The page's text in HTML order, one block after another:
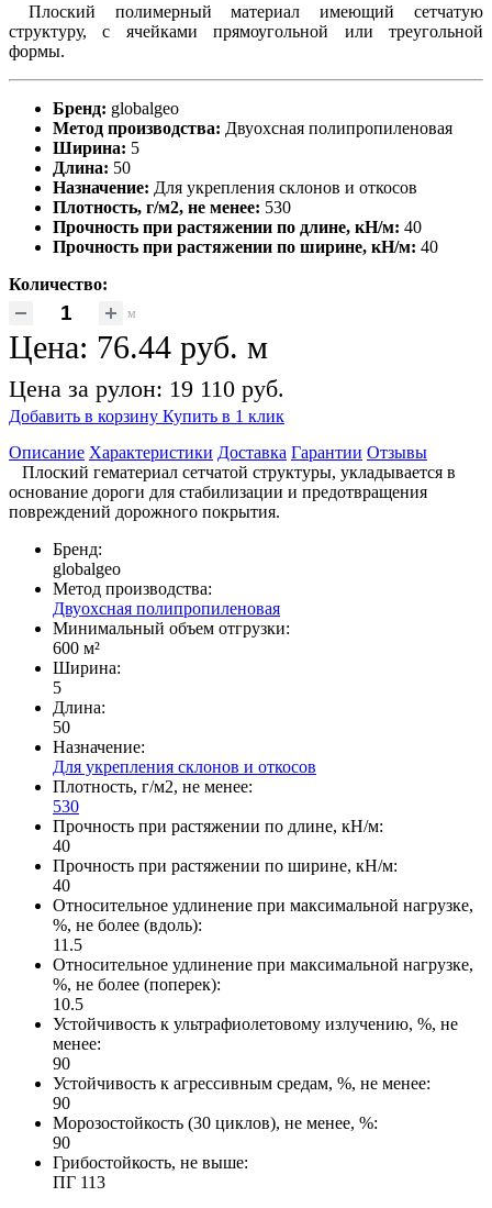
Плоский полимерный материал имеющий сетчатую
структуру, с ячейками прямоугольной или треугольной
формы.
Бренд: globalgeo
Метод производства: Двуохсная полипропиленовая
Ширина: 5
Длина: 50
Назначение: Для укрепления склонов и откосов
Плотность, г/м2, не менее: 530
Прочность при растяжении по длине, кН/м: 40
Прочность при растяжении по ширине, кН/м: 40
Количество:
м
Цена: 76.44 руб. м
Цена за рулон: 19 110 руб.
Добавить в корзину Купить в 1 клик
Описание Характеристики Доставка Гарантии Отзывы
Плоский гематериал сетчатой структуры, укладывается в
основание дороги для стабилизации и предотвращения
повреждений дорожного покрытия.
Бренд:
globalgeo
Метод производства:
Двуохсная полипропиленовая
Минимальный объем отгрузки:
600 м²
Ширина:
5
Длина:
50
Назначение:
Для укрепления склонов и откосов
Плотность, г/м2, не менее:
530
Прочность при растяжении по длине, кН/м:
40
Прочность при растяжении по ширине, кН/м:
40
Относительное удлинение при максимальной нагрузке,
%, не более (вдоль):
11.5
Относительное удлинение при максимальной нагрузке,
%, не более (поперек):
10.5
Устойчивость к ультрафиолетовому излучению, %, не
менее:
90
Устойчивость к агрессивным средам, %, не менее:
90
Морозостойкость (30 циклов), не менее, %:
90
Грибостойкость, не выше:
ПГ 113